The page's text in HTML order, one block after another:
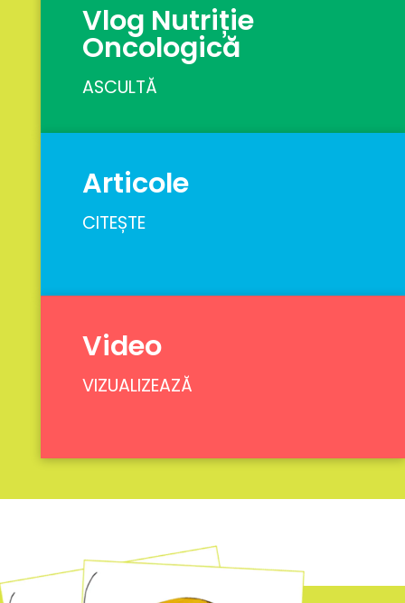
Vlog Nutriție
Oncologică
ASCULTĂ
Articole
CITEȘTE
Video
VIZUALIZEAZĂ